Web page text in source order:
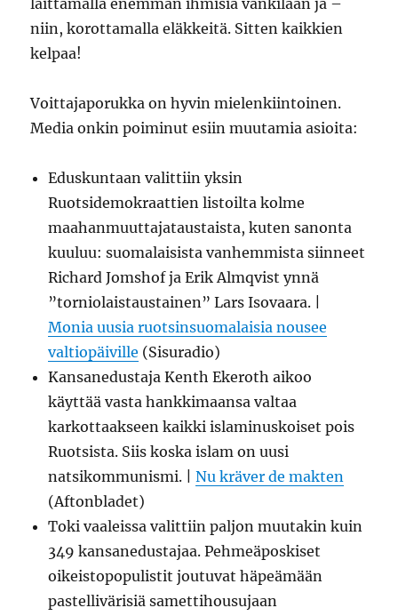
laittamalla enemmän ihmisiä vankilaan ja –
niin, korottamalla eläkkeitä. Sitten kaikkien
kelpaa!
Voittajaporukka on hyvin mielenkiintoinen.
Media onkin poiminut esiin muutamia asioita:
Eduskuntaan valittiin yksin
Ruotsidemokraattien listoilta kolme
maahanmuuttajataustaista, kuten sanonta
kuuluu: suomalaisista vanhemmista siinneet
Richard Jomshof ja Erik Almqvist ynnä
”torniolaistaustainen” Lars Isovaara. |
Monia uusia ruotsinsuomalaisia nousee
valtiopäiville (Sisuradio)
Kansanedustaja Kenth Ekeroth aikoo
käyttää vasta hankkimaansa valtaa
karkottaakseen kaikki islaminuskoiset pois
Ruotsista. Siis koska islam on uusi
natsikommunismi. |Nu kräver de makten
(Aftonbladet)
Toki vaaleissa valittiin paljon muutakin kuin
349 kansanedustajaa. Pehmeäposkiset
oikeistopopulistit joutuvat häpeämään
pastellivärisiä samettihousujaan